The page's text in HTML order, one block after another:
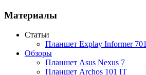
Apache
Apple
Apriori
Archos(1)
Armaggeddon
Assistant(3)
Asus
(35)
Материалы
Статьи
Планшет Explay Informer 701
Обзоры
Планшет Asus Nexus 7
Планшет Archos 101 IT